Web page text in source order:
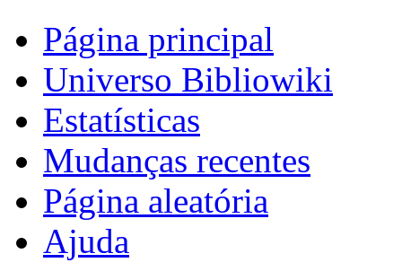
Página principal
Universo Bibliowiki
Estatísticas
Mudanças recentes
Página aleatória
Ajuda